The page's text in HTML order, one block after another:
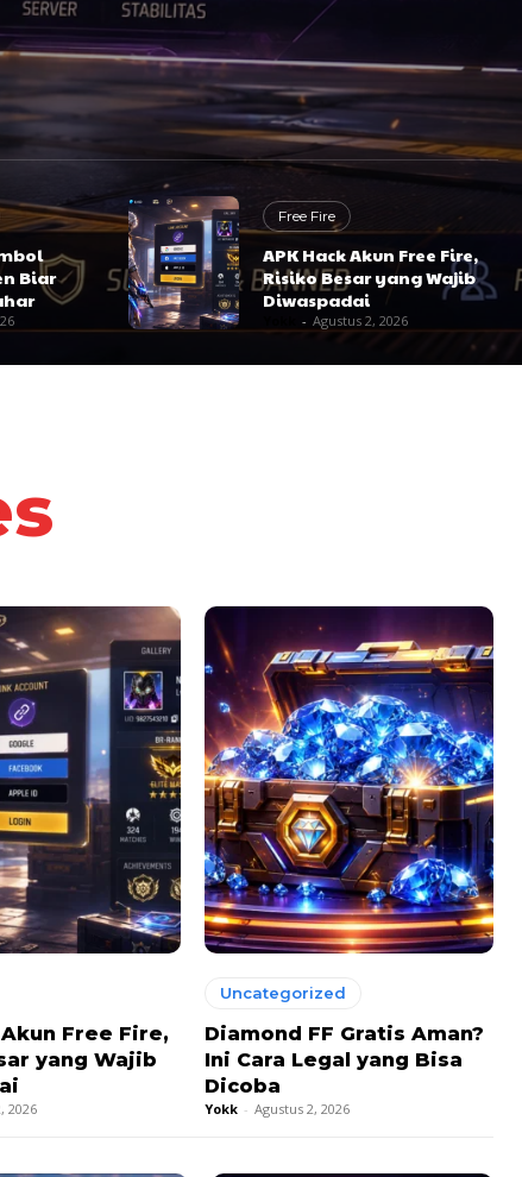
Biar
Free Fire
APK Hack Akun Free Fire,
Risiko Besar yang Wajib
Diwaspadai
- Agustus 2, 2026
Free Fire,
yang Wajib
2026
Uncategorized
Diamond FF Gratis Aman?
Ini Cara Legal yang Bisa
Dicoba
Yokk - Agustus 2, 2026